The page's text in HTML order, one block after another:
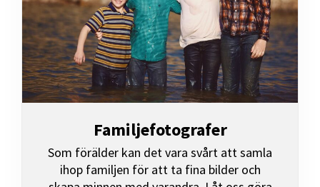
Familjefotografer
Som förälder kan det vara svårt att samla
ihop familjen för att ta fina bilder och